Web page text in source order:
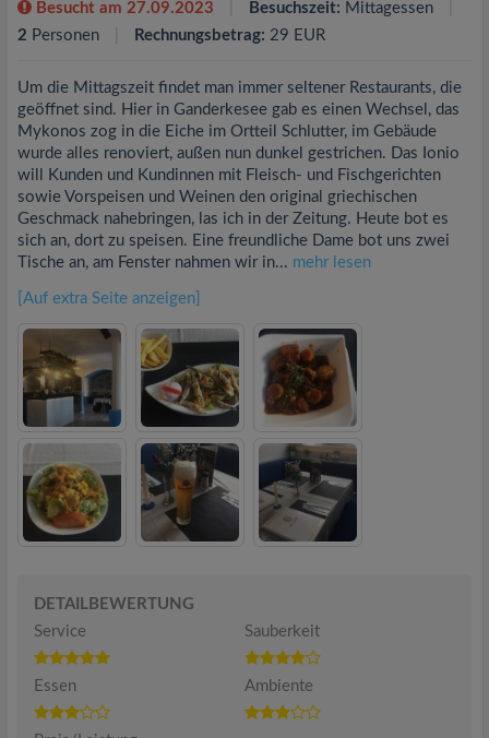
Besucht am 27.09.2023 Besuchszeit: Mittagessen
2 Personen Rechnungsbetrag: 29 EUR
Um die Mittagszeit findet man immer seltener Restaurants, die
geöffnet sind. Hier in Ganderkesee gab es einen Wechsel, das
Mykonos zog in die Eiche im Ortteil Schlutter, im Gebäude
wurde alles renoviert, außen nun dunkel gestrichen. Das Ionio
will Kunden und Kundinnen mit Fleisch- und Fischgerichten
sowie Vorspeisen und Weinen den original griechischen
Geschmack nahebringen, las ich in der Zeitung. Heute bot es
sich an, dort zu speisen. Eine freundliche Dame bot uns zwei
Tische an, am Fenster nahmen wir in... mehr lesen
[Auf extra Seite anzeigen]
DETAILBEWERTUNG
Service
Sauberkeit
Essen Ambiente